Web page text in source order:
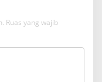
Ruas yang wajib